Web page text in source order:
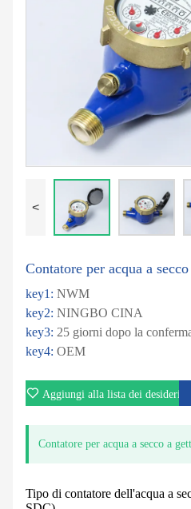
<
Contatore per acqua a
key1: NWM
key2: NINGBO CINA
key3: 25 giorni dopo la
key4: OEM
Aggiungi alla lista dei desideri
Contatore per acqua a secco a
Tipo di contatore dell'acqua a